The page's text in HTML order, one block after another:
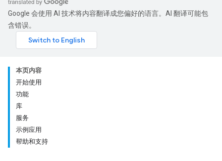
Google 会使用 AI 技术将内容翻译成您偏好的语言。AI 翻译可能包
含错误。
本页内容
开始使用
功能
库
服务
示例应用
帮助和支持